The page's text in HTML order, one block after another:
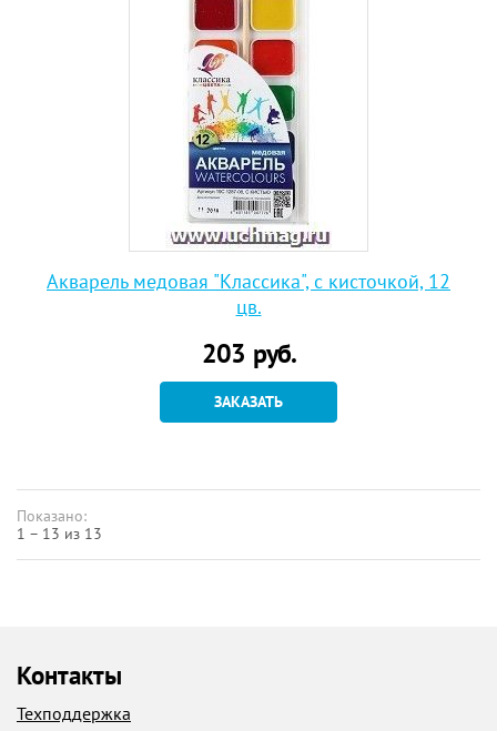
Акварель медовая "Классика", с кисточкой, 12
цв.
203 руб.
ЗАКАЗАТЬ
Показано:
1 – 13 из 13
Контакты
Техподдержка